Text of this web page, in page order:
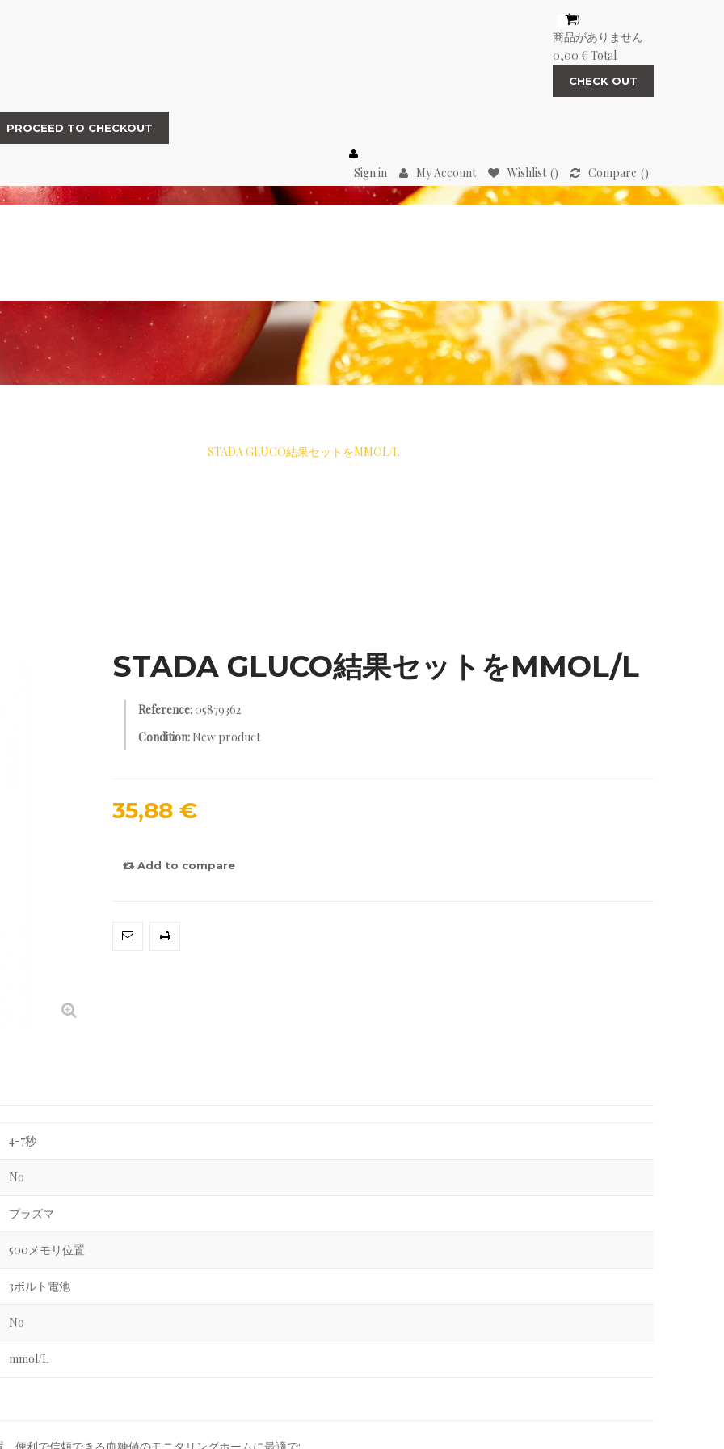
（空）
商品がありません
0,00 € Total
CHECK OUT
PROCEED TO CHECKOUT
Sign in My Account Wishlist Compare
STADA GLUCO結果セットをMMOL/L
STADA GLUCO結果セットをMMOL/L
Reference:05879362
Condition: New product
35,88 €
Add to compare
4-7秒
No
プラズマ
500メモリ位置
3ボルト電池
No
mmol/L
便利で信頼できる血糖値のモニタリングホームに最適で: